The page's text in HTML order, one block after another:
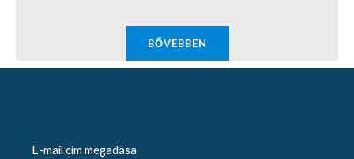
BŐVEBBEN
E-mail cím megadása